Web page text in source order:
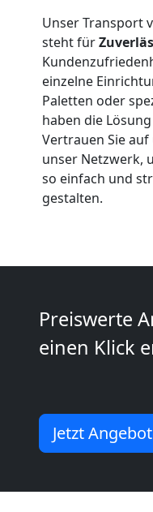
Unser Transport
steht für
einzelne
Paletten oder
haben die
Vertrauen Sie
unser Netzwerk,
so einfach und
gestalten.
Preiswerte
einen Klick
Jetzt
Qualitäts-
Umzüge
Traun
Traun
Anfrage